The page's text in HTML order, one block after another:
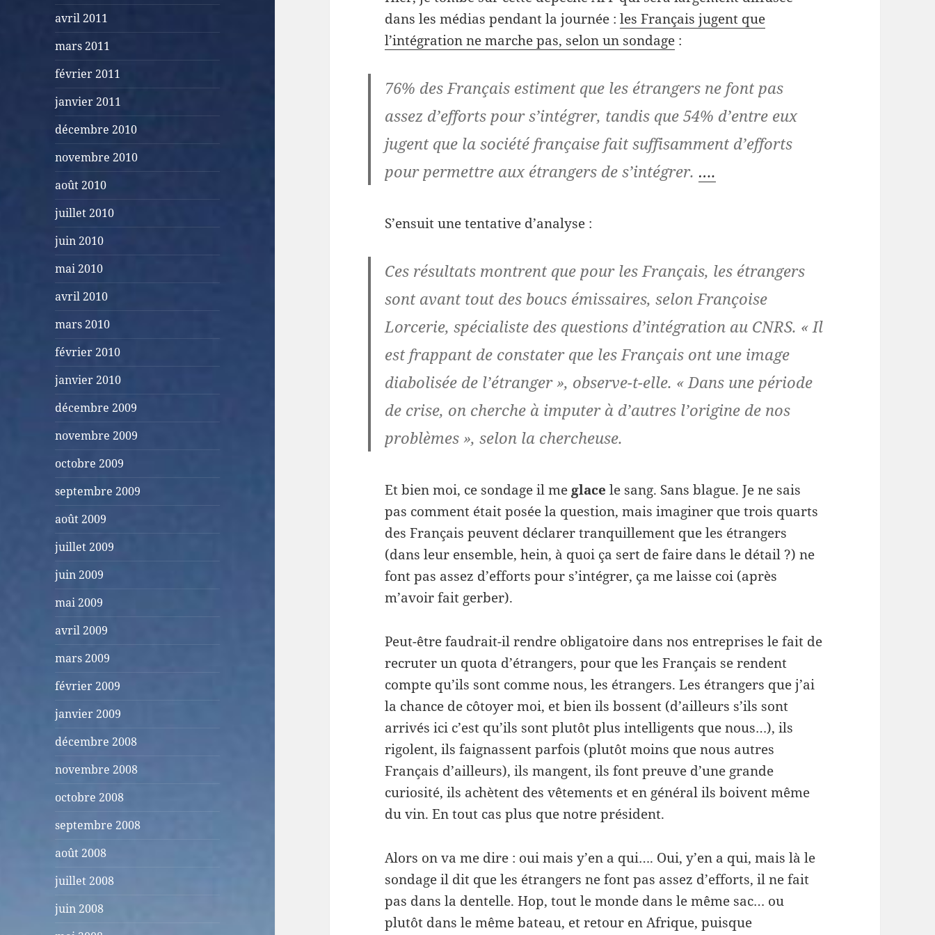
avril 2011
mars 2011
février 2011
janvier 2011
décembre 2010
novembre 2010
août 2010
juillet 2010
juin 2010
mai 2010
avril 2010
mars 2010
février 2010
janvier 2010
décembre 2009
novembre 2009
octobre 2009
septembre 2009
août 2009
juillet 2009
juin 2009
mai 2009
avril 2009
mars 2009
février 2009
janvier 2009
décembre 2008
novembre 2008
octobre 2008
septembre 2008
août 2008
juillet 2008
juin 2008
dans les médias pendant la journée :les Français jugent que
l’intégration ne marche pas, selon un sondage :
76% des Français estiment que les étrangers ne font pas
assez d’efforts pour s’intégrer, tandis que 54% d’entre eux
jugent que la société française fait suffisamment d’efforts
pour permettre aux étrangers de s’intégrer. ….
S’ensuit une tentative d’analyse :
Ces résultats montrent que pour les Français, les étrangers
sont avant tout des boucs émissaires, selon Françoise
Lorcerie, spécialiste des questions d’intégration au CNRS. « Il
est frappant de constater que les Français ont une image
diabolisée de l’étranger », observe-t-elle. « Dans une période
de crise, on cherche à imputer à d’autres l’origine de nos
problèmes », selon la chercheuse.
Et bien moi, ce sondage il me glace le sang. Sans blague. Je ne sais
pas comment était posée la question, mais imaginer que trois quarts
des Français peuvent déclarer tranquillement queles étrangers
(dans leur ensemble, hein, à quoi ça sert de faire dans le détail ?) ne
font pas assez d’efforts pour s’intégrer, ça me laisse coi (après
m’avoir fait gerber).
Peut-être faudrait-il rendre obligatoire dans nos entreprises le fait de
recruter un quota d’étrangers, pour que les Français se rendent
compte qu’ils sont comme nous, les étrangers. Les étrangers que j’ai
la chance de côtoyer moi, et bien ils bossent (d’ailleurs s’ils sont
arrivés ici c’est qu’ils sont plutôt plus intelligents que nous…), ils
rigolent, ils faignassent parfois (plutôt moins que nous autres
Français d’ailleurs), ils mangent, ils font preuve d’une grande
curiosité, ils achètent des vêtements et en général ils boivent même
du vin. En tout cas plus que notre président.
Alors on va me dire : oui mais y’en a qui…. Oui, y’en a qui, mais là le
sondage il dit queles étrangers ne font pas assez d’efforts, il ne fait
pas dans la dentelle. Hop, tout le monde dans le même sac… ou
plutôt dans le même bateau, et retour en Afrique, puisque